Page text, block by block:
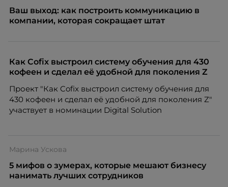
Ваш выход: как построить коммуникацию в
компании, которая сокращает штат
Как Cofix выстроил систему обучения для 430
кофеен и сделал её удобной для поколения Z
Проект "Как Cofix выстроил систему обучения для
430 кофеен и сделал её удобной для поколения Z"
участвует в номинации Digital Solution
Марина Ускова
5 мифов о зумерах, которые мешают бизнесу
нанимать лучших сотрудников